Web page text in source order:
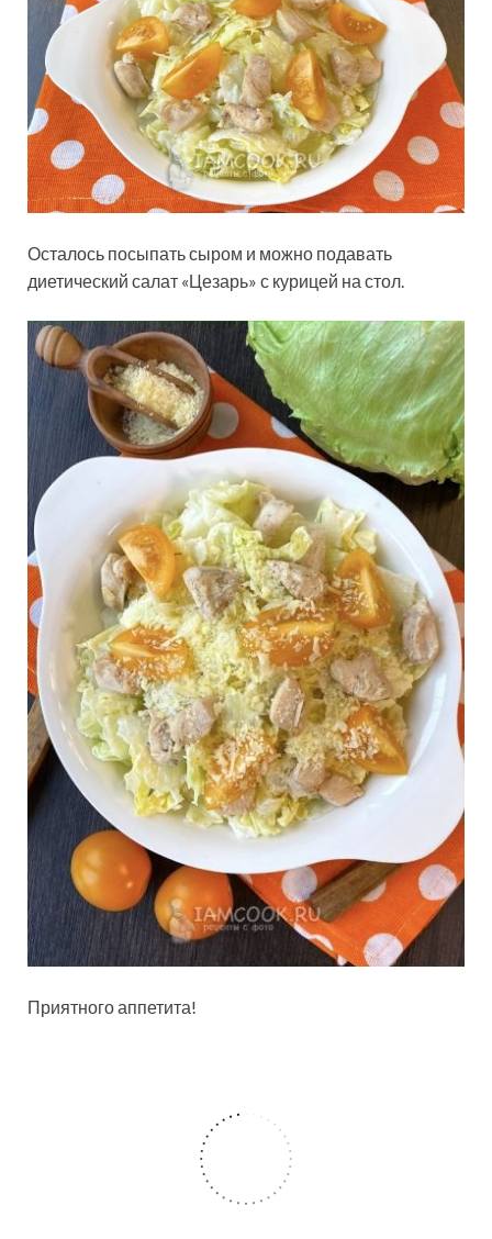
Осталось посыпать сыром и можно подавать
диетический салат «Цезарь» с курицей на стол.
Приятного аппетита!